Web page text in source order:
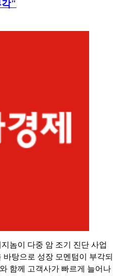
각"
놈이 다중 암 조기 진단 사업
탕으로 성장 모멘텀이 부각되
함께 고객사가 빠르게 늘어나